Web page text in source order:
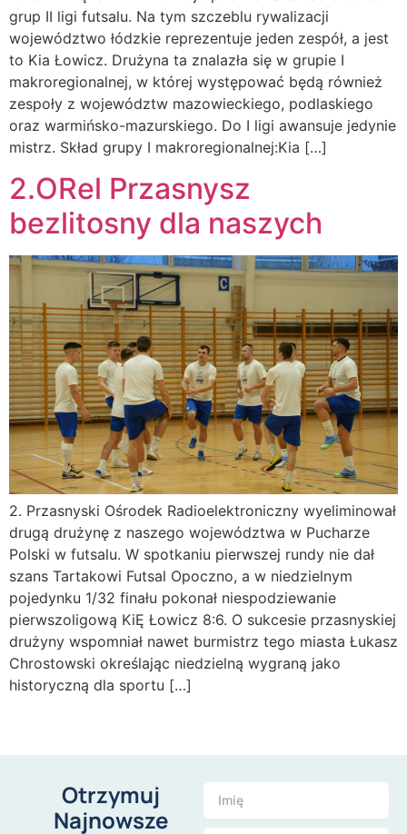
grup II ligi futsalu. Na tym szczeblu rywalizacji
województwo łódzkie reprezentuje jeden zespół, a jest
to Kia Łowicz. Drużyna ta znalazła się w grupie I
makroregionalnej, w której występować będą również
zespoły z województw mazowieckiego, podlaskiego
oraz warmińsko-mazurskiego. Do I ligi awansuje jedynie
mistrz. Skład grupy I makroregionalnej:Kia […]
2.ORel Przasnysz
bezlitosny dla naszych
2. Przasnyski Ośrodek Radioelektroniczny wyeliminował
drugą drużynę z naszego województwa w Pucharze
Polski w futsalu. W spotkaniu pierwszej rundy nie dał
szans Tartakowi Futsal Opoczno, a w niedzielnym
pojedynku 1/32 finału pokonał niespodziewanie
pierwszoligową KiĘ Łowicz 8:6. O sukcesie przasnyskiej
drużyny wspomniał nawet burmistrz tego miasta Łukasz
Chrostowski określając niedzielną wygraną jako
historyczną dla sportu […]
Otrzymuj
Najnowsze